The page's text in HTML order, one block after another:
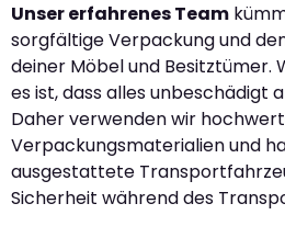
Unser erfahrenes Team
sorgfältige Verpackung und
deiner Möbel und Besitztümer.
es ist, dass alles unbeschädigt
Daher verwenden wir
Verpackungsmaterialien und
ausgestattete
Sicherheit während des